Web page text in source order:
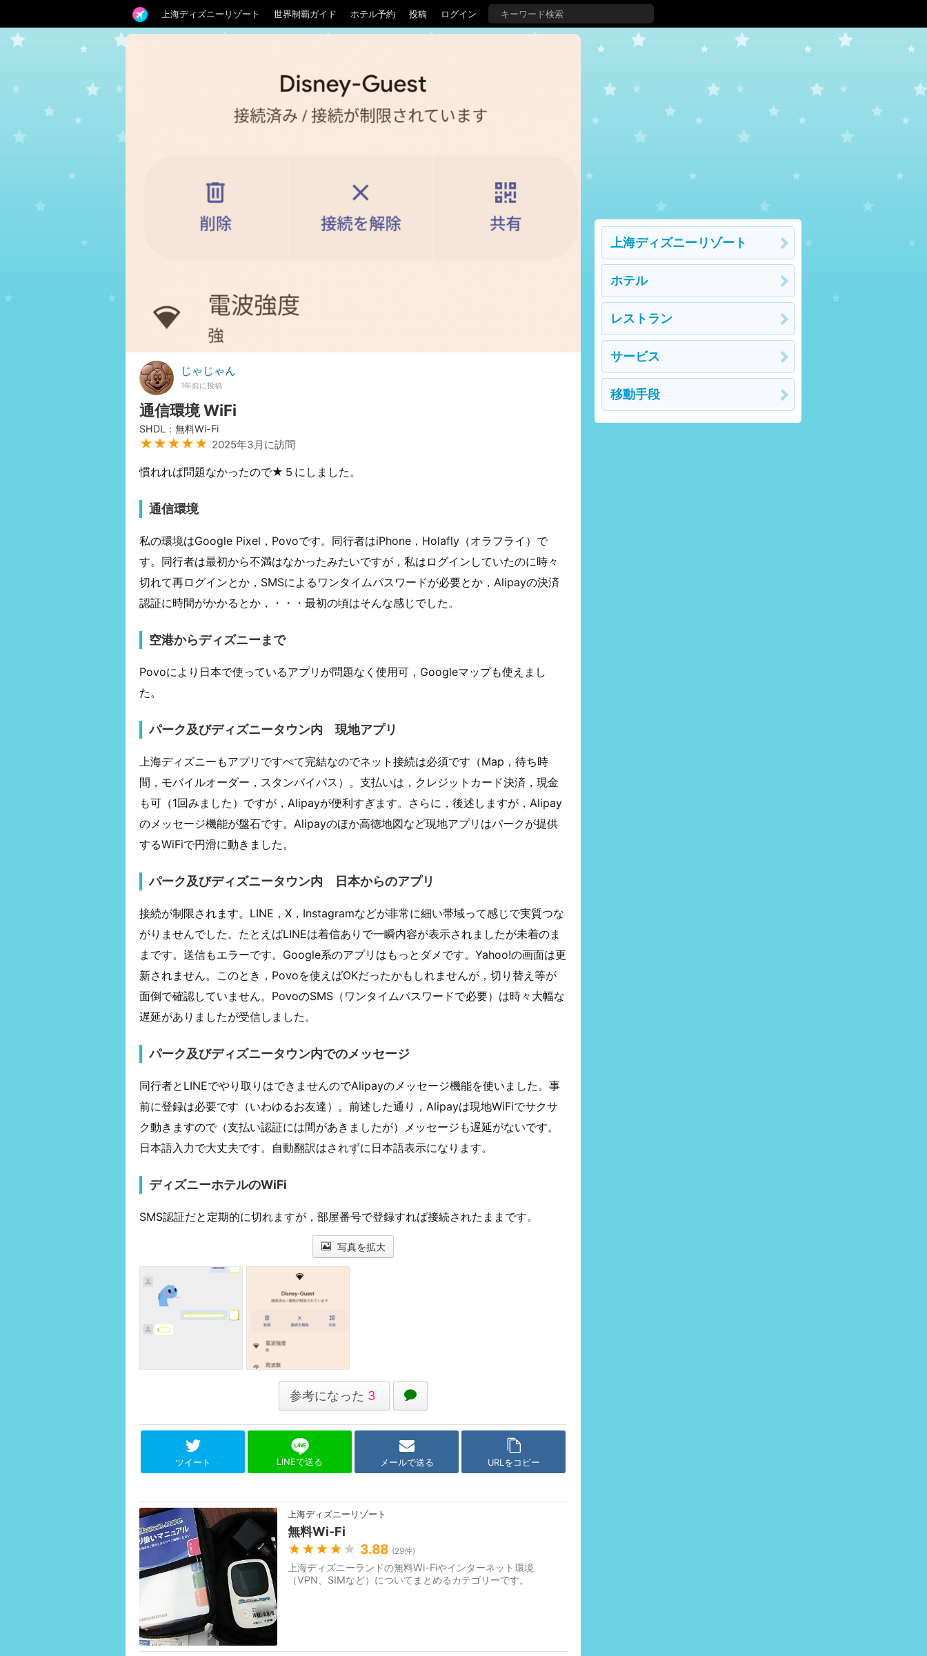
上海ディズニーリゾート 世界制覇ガイド ホテル予約 投稿 ログイン
じゃじゃん
1年前に投稿
通信環境 WiFi
SHDL：無料Wi-Fi
★★★★★ 2025年3月に訪問
慣れれば問題なかったので★５にしました。
通信環境
私の環境はGoogle Pixel，Povoです。同行者はiPhone，Holafly（オラフライ）で
す。同行者は最初から不満はなかったみたいですが，私はログインしていたのに時々
切れて再ログインとか，SMSによるワンタイムパスワードが必要とか，Alipayの決済
認証に時間がかかるとか，・・・最初の頃はそんな感じでした。
空港からディズニーまで
Povoにより日本で使っているアプリが問題なく使用可，Googleマップも使えまし
た。
パーク及びディズニータウン内 現地アプリ
上海ディズニーもアプリですべて完結なのでネット接続は必須です（Map，待ち時
間，モバイルオーダー，スタンバイパス）。支払いは，クレジットカード決済，現金
も可（1回みました）ですが，Alipayが便利すぎます。さらに，後述しますが，Alipay
のメッセージ機能が盤石です。Alipayのほか高徳地図など現地アプリはパークが提供
するWiFiで円滑に動きました。
パーク及びディズニータウン内 日本からのアプリ
接続が制限されます。LINE，X，Instagramなどが非常に細い帯域って感じで実質つな
がりませんでした。たとえばLINEは着信ありで一瞬内容が表示されましたが未着のま
まです。送信もエラーです。Google系のアプリはもっとダメです。Yahoo!の画面は更
新されません。このとき，Povoを使えばOKだったかもしれませんが，切り替え等が
面倒で確認していません。PovoのSMS（ワンタイムパスワードで必要）は時々大幅な
遅延がありましたが受信しました。
パーク及びディズニータウン内でのメッセージ
同行者とLINEでやり取りはできませんのでAlipayのメッセージ機能を使いました。事
前に登録は必要です（いわゆるお友達）。前述した通り，Alipayは現地WiFiでサクサ
ク動きますので（支払い認証には間があきましたが）メッセージも遅延がないです。
日本語入力で大丈夫です。自動翻訳はされずに日本語表示になります。
ディズニーホテルのWiFi
SMS認証だと定期的に切れますが，部屋番号で登録すれば接続されたままです。
写真を拡大
参考になった 3
ツイート LINEで送る メールで送る URLをコピー
上海ディズニーリゾート
無料Wi-Fi
★★★★ ★ 3.88 (29件)
上海ディズニーランドの無料Wi-Fiやインターネット環境
（VPN、SIMなど）についてまとめるカテゴリーです。
上海ディズニーリゾート
ホテル
レストラン
サービス
移動手段